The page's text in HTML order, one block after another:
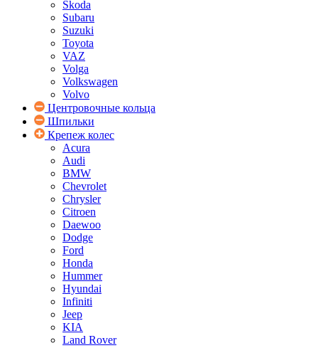
Skoda
Subaru
Suzuki
Toyota
VAZ
Volga
Volkswagen
Volvo
Центровочные кольца
Шпильки
Крепеж колес
Acura
Audi
BMW
Chevrolet
Chrysler
Citroen
Daewoo
Dodge
Ford
Honda
Hummer
Hyundai
Infiniti
Jeep
KIA
Land Rover